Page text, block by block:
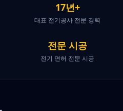
17년+
대표 전기공사 전문 경력
전문 시공
전기 면허 전문 시공